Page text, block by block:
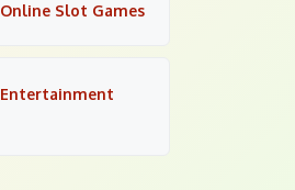
Slot Games